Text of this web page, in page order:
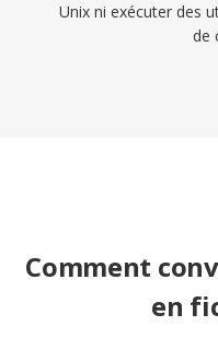
Unix ni exécuter des
de
Comment
en